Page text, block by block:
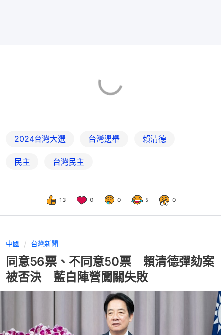
2024台灣大選 台灣選舉 賴清德
民主 台灣民主
13 0 0 5 0
中國 台灣新聞
同意56票、不同意50票 賴清德彈劾案
被否決 藍白陣營闖關失敗